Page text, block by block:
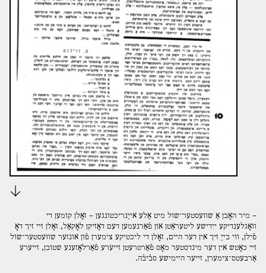
– מיר האָבן אַ שװעסטער־שול מיט אַלע אײַנריכטונגען – זאָלן קומען די
װאָגלענדיקע ייִדישע ליטעראַטן און פֿאַרנעמען דעם דאָזיקן לאָקאַל, זאָלן זײ זיך דאָ
פֿילן, װי בײַ זיך אין דער הײם, זאָלן די ליכטיקע צימערן פֿון אונזער שװעסטער־שול
זײ כאָטש אין דער מינדסטער מאָס פֿאַרטרעטן זײערע פֿאַרלאָזענע שטובן, זײערע
אַרבעטס־צימערן, זײער הײמישע סבֿיבֿה.